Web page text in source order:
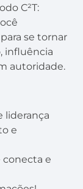
C²T:
se tornar
influência
autoridade.
liderança
e
conecta e